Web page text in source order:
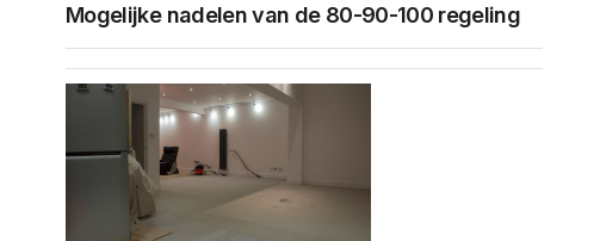
Mogelijke nadelen van de 80-90-100 regeling